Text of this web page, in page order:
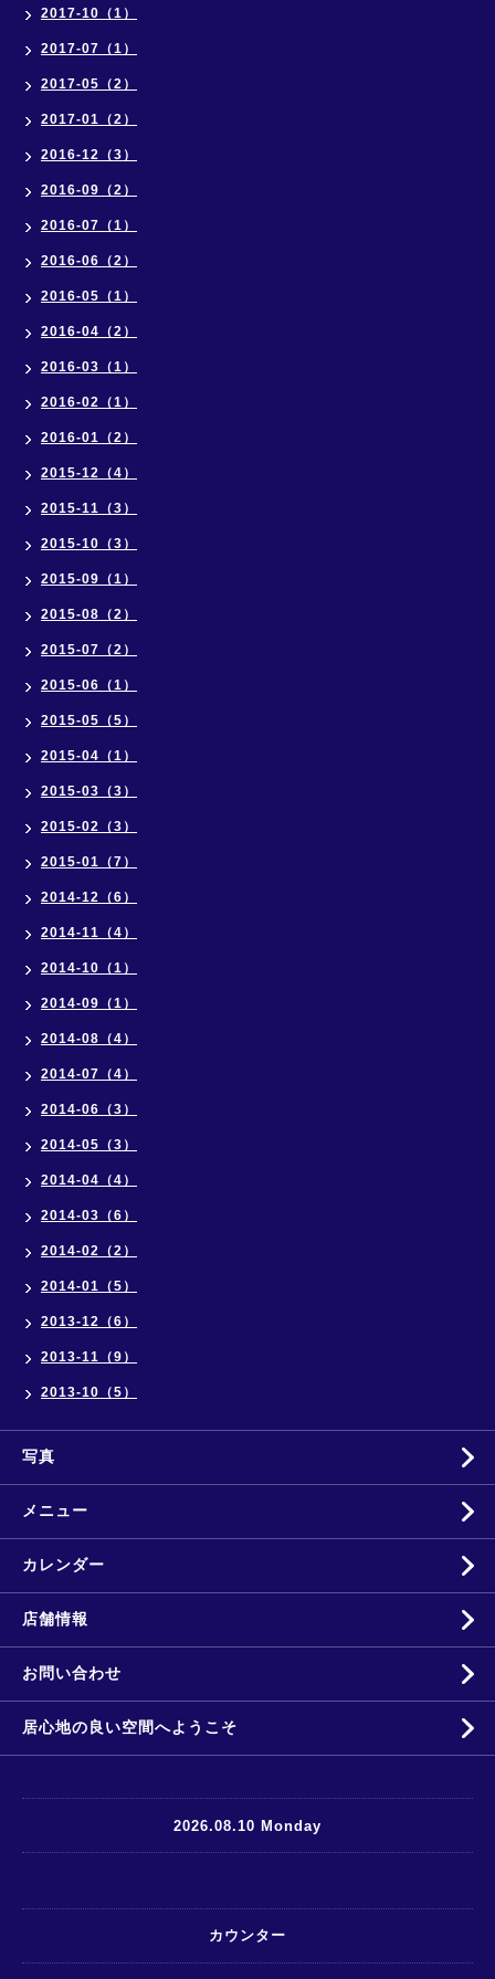
2017-10（1）
2017-07（1）
2017-05（2）
2017-01（2）
2016-12（3）
2016-09（2）
2016-07（1）
2016-06（2）
2016-05（1）
2016-04（2）
2016-03（1）
2016-02（1）
2016-01（2）
2015-12（4）
2015-11（3）
2015-10（3）
2015-09（1）
2015-08（2）
2015-07（2）
2015-06（1）
2015-05（5）
2015-04（1）
2015-03（3）
2015-02（3）
2015-01（7）
2014-12（6）
2014-11（4）
2014-10（1）
2014-09（1）
2014-08（4）
2014-07（4）
2014-06（3）
2014-05（3）
2014-04（4）
2014-03（6）
2014-02（2）
2014-01（5）
2013-12（6）
2013-11（9）
2013-10（5）
写真
メニュー
カレンダー
店舗情報
お問い合わせ
居心地の良い空間へようこそ
2026.08.10 Monday
カウンター